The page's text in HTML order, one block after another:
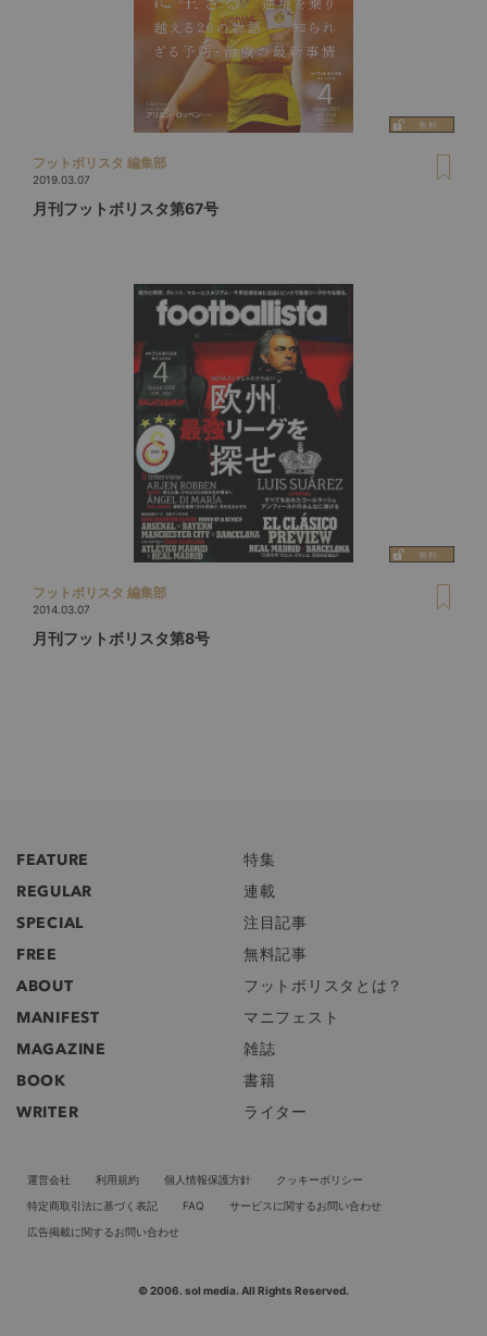
フットボリスタ 編集部
2019.03.07
月刊フットボリスタ第67号
フットボリスタ 編集部
2014.03.07
月刊フットボリスタ第8号
FEATURE
特集
REGULAR
連載
SPECIAL
注目記事
FREE
無料記事
ABOUT
フットボリスタとは？
MANIFEST
マニフェスト
MAGAZINE
雑誌
BOOK
書籍
WRITER
ライター
運営会社 利用規約 個人情報保護方針
クッキーポリシー
特定商取引法に基づく表記
FAQ
サービスに関するお問い合わせ
広告掲載に関するお問い合わせ
© 2006. sol media. All Rights Reserved.